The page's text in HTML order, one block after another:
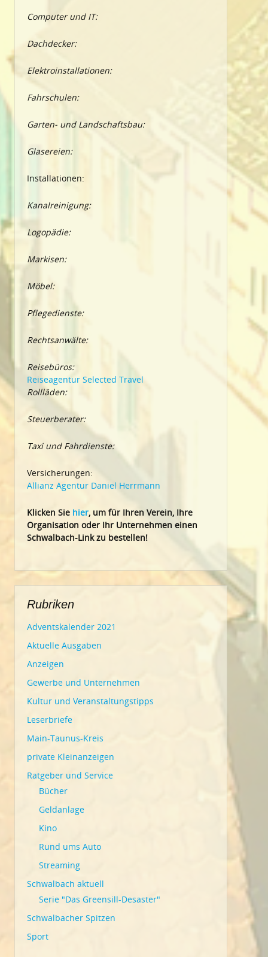
Computer und IT:
Dachdecker:
Elektroinstallationen:
Fahrschulen:
Garten- und Landschaftsbau:
Glasereien:
Installationen:
Kanalreinigung:
Logopädie:
Markisen:
Möbel:
Pflegedienste:
Rechtsanwälte:
Reisebüros:
Reiseagentur Selected Travel
Rollläden:
Steuerberater:
Taxi und Fahrdienste:
Versicherungen:
Allianz Agentur Daniel Herrmann
Klicken Sie hier, um für Ihren Verein, Ihre
Organisation oder Ihr Unternehmen einen
Schwalbach-Link zu bestellen!
Rubriken
Adventskalender 2021
Aktuelle Ausgaben
Anzeigen
Gewerbe und Unternehmen
Kultur und Veranstaltungstipps
Leserbriefe
Main-Taunus-Kreis
private Kleinanzeigen
Ratgeber und Service
Bücher
Geldanlage
Kino
Rund ums Auto
Streaming
Schwalbach aktuell
Serie "Das Greensill-Desaster"
Schwalbacher Spitzen
Sport